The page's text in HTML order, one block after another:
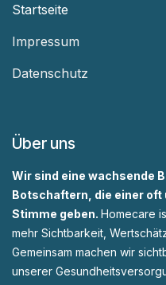
Startseite
Impressum
Datenschutz
Über uns
Wir sind eine wachsende
Botschaftern, die einer oft
Stimme geben. Homecare
mehr Sichtbarkeit,
Gemeinsam machen wir
unserer